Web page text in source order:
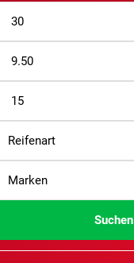
30
9.50
15
Reifenart
Marken
Suchen